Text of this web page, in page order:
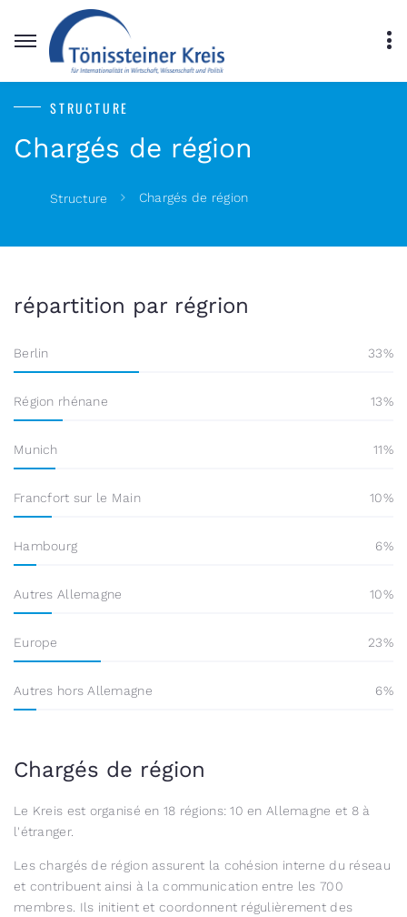
STRUCTURE
Chargés de région
Structure Chargés de région
répartition par régrion
Berlin 33
Région rhénane 13
Munich 11
Francfort sur le Main 10
Hambourg 6
Autres Allemagne 10
Europe 23
Autres hors Allemagne 6
Chargés de région
Le Kreis est organisé en 18 régions: 10 en Allemagne et 8 à
l'étranger.
Les chargés de région assurent la cohésion interne du réseau
et contribuent ainsi à la communication entre les 700
membres. Ils initient et coordonnent régulièrement des